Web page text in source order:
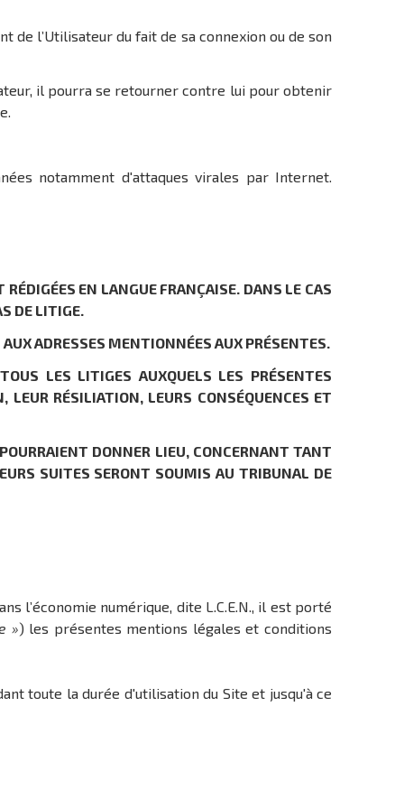
de l’Utilisateur du fait de sa connexion ou de son
il pourra se retourner contre lui pour obtenir
notamment d'attaques virales par Internet.
EN LANGUE FRANÇAISE. DANS LE CAS
DE LITIGE.
ADRESSES MENTIONNÉES AUX PRÉSENTES.
LES LITIGES AUXQUELS LES PRÉSENTES
RÉSILIATION, LEURS CONSÉQUENCES ET
DONNER LIEU, CONCERNANT TANT
SUITES SERONT SOUMIS AU TRIBUNAL DE
l’économie numérique, dite L.C.E.N., il est porté
») les présentes mentions légales et conditions
toute la durée d'utilisation du Site et jusqu'à ce